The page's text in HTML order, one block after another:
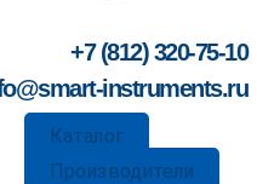
+7 (812) 320-75-10
instruments.ru
Каталог
Производители